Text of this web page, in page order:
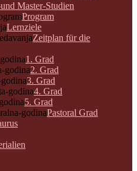
Master-Studien
Program
Lernziele
Zeitplan für die
1. Grad
2. Grad
3. Grad
4. Grad
5. Grad
Pastoral Grad